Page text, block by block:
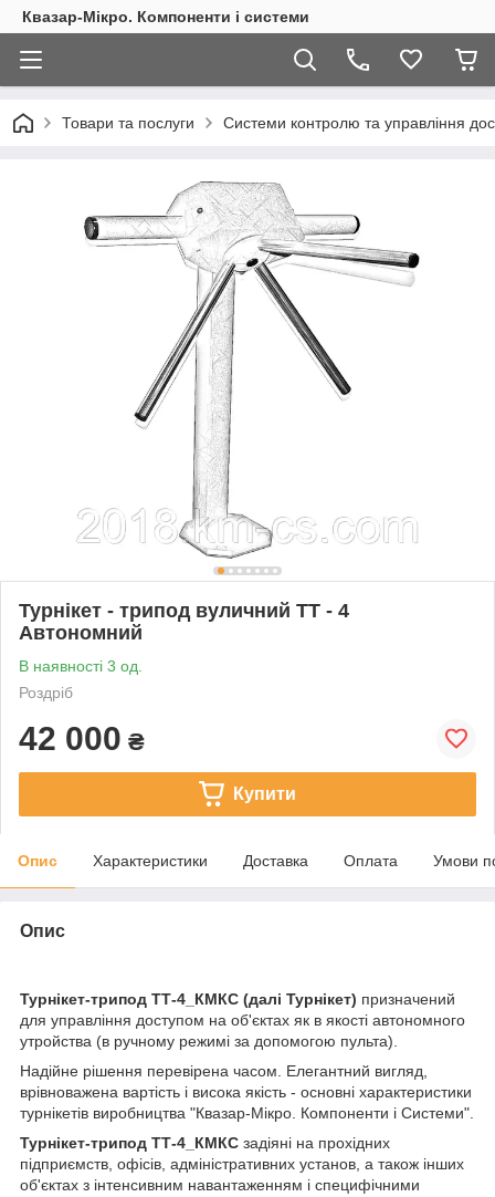
Квазар-Мікро. Компоненти і системи
Товари та послуги Системи контролю та управління
Турнікет - трипод вуличний ТТ - 4
Автономний
В наявності 3 од.
Роздріб
42 000 ₴
Купити
Опис Характеристики Доставка Оплата Умови
Опис
Турнікет-трипод ТТ-4_КМКС (далі Турнікет) призначений
для управління доступом на об'єктах як в якості автономного
утройства (в ручному режимі за допомогою пульта).
Надійне рішення перевірена часом. Елегантний вигляд,
врівноважена вартість і висока якість - основні характеристики
турнікетів виробництва "Квазар-Мікро. Компоненти і Системи".
Турнікет-трипод ТТ-4_КМКС задіяні на прохідних
підприємств, офісів, адміністративних установ, а також інших
об'єктах з інтенсивним навантаженням і специфічними